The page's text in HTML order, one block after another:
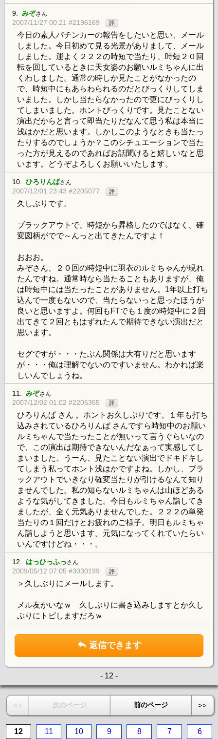
9. みぞさん
2007/11/27 00:21 #2196169 評
今日の素人パチンカーの報告をしたいと思い、メール
しました。今日初めて見る光景がありまして、メール
しました。運よく２２２の時短で当たり、時短２０回
転を回しているときに天女姿のお願いルミちゃんに出
くわしました。通常の時しか見たことがなかったの
で、時短中にもあらわられるのだとびっくりしてしま
いました。しかし当たらなかったので更にびっくりし
てしまいました。ホントびっくりです。見たことない
演出だからと言って即当たりだなんて思う私は本当に
浅はかだと思います。しかしこのようなときも当たっ
たりするのでしょうか？このシチュエーションで当た
った方が見えるのであればお話聞けると嬉しいなと思
います。どうぞよろしくお願いいたします。
10. ひろりんぱさん
2007/12/01 23:43 #2205077 評
久しぶりです。
ブラックアウトで、時短から昇格したのではなく、確
変図柄がでで～んっと出てきたんですよ！
おおお。
みぞさん、２０回の時短中に羽衣のルミちゃんが現れ
たんですね。通常時なら当たることもありますが、俺
は時短中には当たったことがありません。1年以上打ち
込んで一度もないので、当たらないっと思ったほうが
良いと思いますよ。何回もFTでも１度の時短中に２回
出てきて２回ともはずれたんで期待できない演出だと
思います。
セグですが・・・たぶん関係は大有りだと思います
が・・・俺は理解でないのですいません。わかれば楽
しいんでしょうね。
11. みぞさん
2007/12/02 01:02 #2205355 評
ひろりんぱ さん 。ホントお久しぶりです。１年も打ち
込みされているひろりんぱ さんですら時短中のお願い
ルミちゃんで当たったことが無いって言うぐらいなの
で、この演出は期待できないんだなぁって実感してし
まいました。うーん、見たことない演出でドキドキし
てしまう私ってホント浅はかですよね。しかし、ブラ
ックアウトでいきなり確変当たりが引けるなんて知り
ませんでした。私の知らないルミちゃんは山ほどある
ような気がしてきました。今日もルミちゃん詣してき
ましたが、全く元気ありませんでした。２２２の単発
当たりの１回だけとお疲れのご様子。明日もルミちゃ
ん詣しようと思います。元気になってくれていたらい
いんですけどね・・・。
12. はっひっふっさん
2009/05/12 07:05 #3030199 評
＞久しぶりにメールします。
メル友かいなｗ 久しぶりに書き込みしますとか久し
ぶりにトピしますだろｗ
返信できます
- 12 -
<< 次のページ 前のページ >>
12 11 10 9 8 7 6